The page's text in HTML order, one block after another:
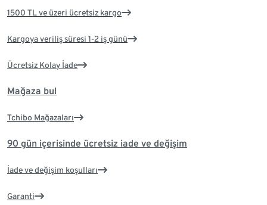
1500 TL ve üzeri ücretsiz kargo
Kargoya veriliş süresi 1-2 iş günü
Ücretsiz Kolay İade
Mağaza bul
Tchibo Mağazaları
90 gün içerisinde ücretsiz iade ve değişim
İade ve değişim koşulları
Garanti